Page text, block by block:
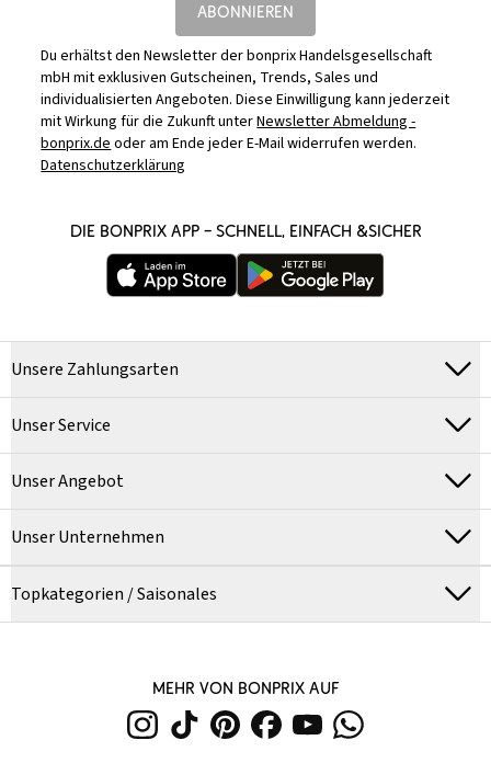
ABONNIEREN
Du erhältst den Newsletter der bonprix Handelsgesellschaft
mbH mit exklusiven Gutscheinen, Trends, Sales und
individualisierten Angeboten. Diese Einwilligung kann jederzeit
mit Wirkung für die Zukunft unterNewsletter Abmeldung -
bonprix.deoder am Ende jeder E-Mail widerrufen werden.
Datenschutzerklärung
DIE BONPRIX APP – SCHNELL, EINFACH &SICHER
Unsere Zahlungsarten
Unser Service
Unser Angebot
Unser Unternehmen
Topkategorien / Saisonales
MEHR VON BONPRIX AUF